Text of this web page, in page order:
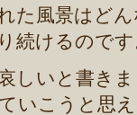
た風景はど
続けるので
しいと書き
いこうと思